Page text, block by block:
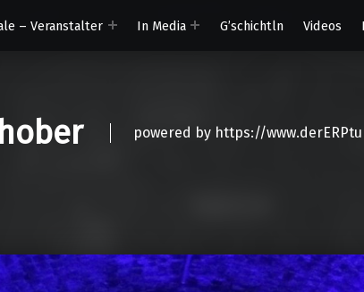
– Veranstalter In Media G’schichtln Videos
powered by https://